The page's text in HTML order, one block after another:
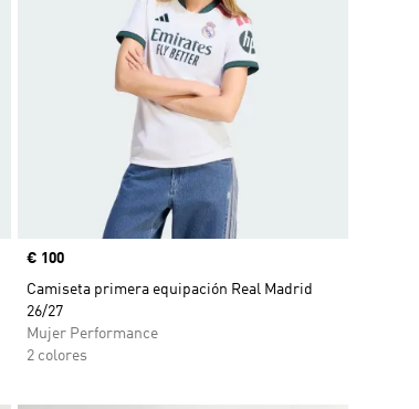
Precio
€ 100
Camiseta primera equipación Real Madrid
26/27
Mujer Performance
2 colores